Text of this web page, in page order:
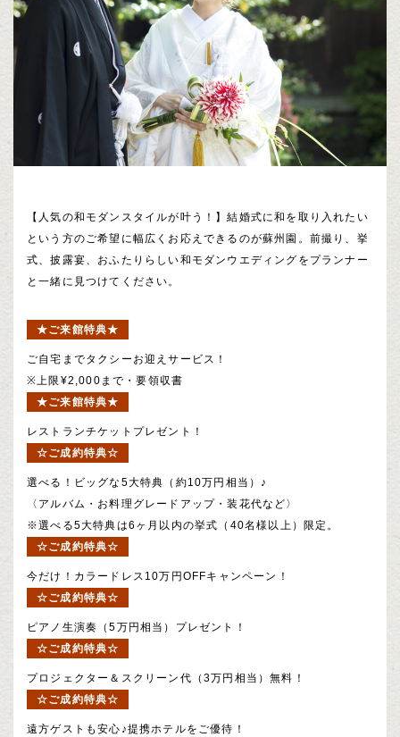
【人気の和モダンスタイルが叶う！】結婚式に和を取り入れたい
という方のご希望に幅広くお応えできるのが蘇州園。前撮り、挙
式、披露宴、おふたりらしい和モダンウエディングをプランナー
と一緒に見つけてください。
★ご来館特典★
ご自宅までタクシーお迎えサービス！
※上限¥2,000まで・要領収書
★ご来館特典★
レストランチケットプレゼント！
☆ご成約特典☆
選べる！ビッグな5大特典（約10万円相当）♪
〈アルバム・お料理グレードアップ・装花代など〉
※選べる5大特典は6ヶ月以内の挙式（40名様以上）限定。
☆ご成約特典☆
今だけ！カラードレス10万円OFFキャンペーン！
☆ご成約特典☆
ピアノ生演奏（5万円相当）プレゼント！
☆ご成約特典☆
プロジェクター＆スクリーン代（3万円相当）無料！
☆ご成約特典☆
遠方ゲストも安心♪提携ホテルをご優待！